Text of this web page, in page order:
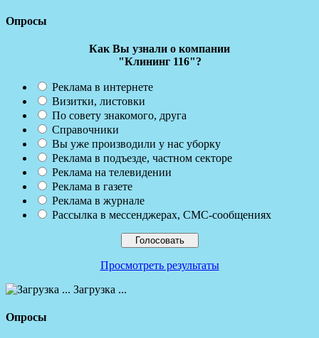
Опросы
Как Вы узнали о компании
"Клининг 116"?
Реклама в интернете
Визитки, листовки
По совету знакомого, друга
Справочники
Вы уже производили у нас уборку
Реклама в подъезде, частном секторе
Реклама на телевидении
Реклама в газете
Реклама в журнале
Рассылка в мессенджерах, СМС-сообщениях
Просмотреть результаты
Загрузка ...
Опросы